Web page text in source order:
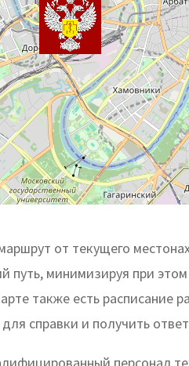
от текущего
путь, минимизируя при
также есть
справки и получить